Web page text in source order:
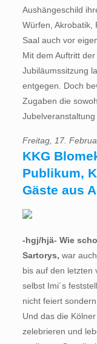
Aushängeschild
Würfen, Akrobatik,
Saal auch vor
Mit dem Auftritt der
Jubiläumssitzung
entgegen. Doch
Zugaben die
Freitag, 17.
KKG
Publikum,
Gäste aus
-hgj/hjä- Wie
Sartorys, war
bis auf den letzten
selbst Imi´s
nicht feiert sondern
Und das die
zelebrieren und